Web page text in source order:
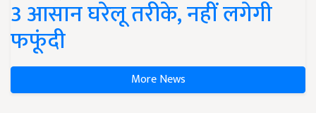
3 आसान घरेलू तरीके, नहीं लगेगी
फफूंदी
More News